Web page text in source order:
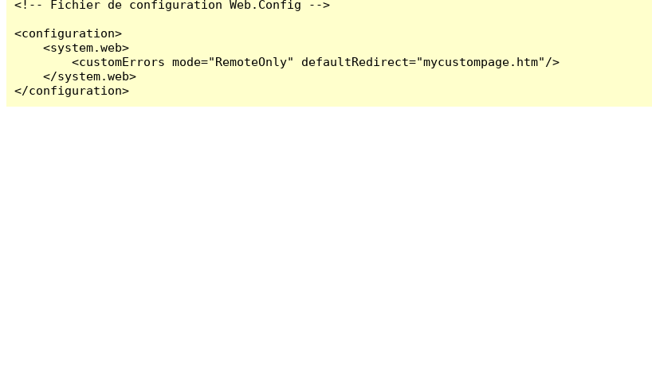
<!-- Fichier de configuration Web.Config -->
<configuration>
    <system.web>
        <customErrors mode="RemoteOnly" defaultRedirect="mycustompage.htm"/>
    </system.web>
</configuration>